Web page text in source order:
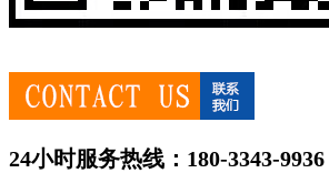
24小时服务热线：180-3343-9936